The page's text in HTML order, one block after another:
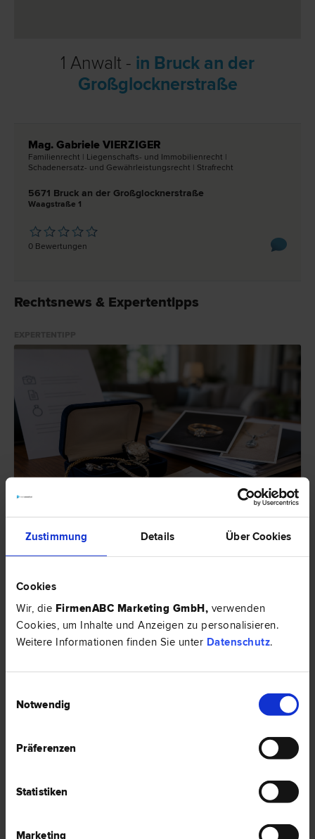
Zustimmung Details Über Cookies
Cookies
Wir, die FirmenABC Marketing GmbH, verwenden
Cookies, um Inhalte und Anzeigen zu personalisieren.
Weitere Informationen finden Sie unter Datenschutz.
Notwendig
Präferenzen
Statistiken
Marketing
1 Anwalt - in Bruck an der
Großglocknerstraße
Mag. Gabriele VIERZIGER
Familien­recht | Liegenschafts- und Immobilien­recht |
Schadenersatz- und Gewährleistungs­recht | Straf­recht
5671 Bruck an der Großglocknerstraße
Waagstraße 1
0 Bewertungen
Rechtsnews & Expertentipps
Schmuck gestohlen – Wann zahlt die Versicherung?
HIER ZUM ARTIKEL ›
RECHTSNEWS